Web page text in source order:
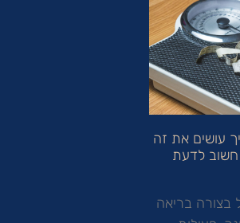
עושים את זה
לדעת
בצורה בריאה